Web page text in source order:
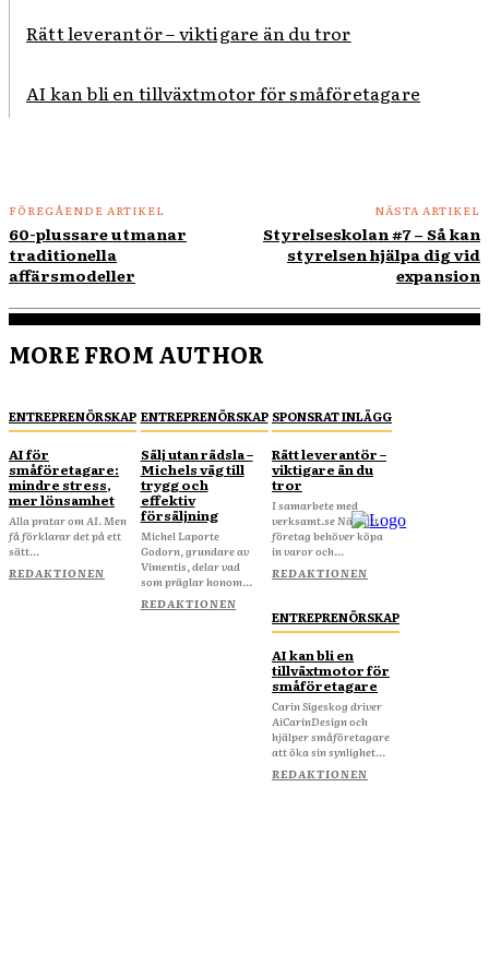
Rätt leverantör – viktigare än du tror
AI kan bli en tillväxtmotor för småföretagare
FÖREGÅENDE ARTIKEL
60-plussare utmanar
traditionella
affärsmodeller
NÄSTA ARTIKEL
Styrelseskolan #7 – Så kan
styrelsen hjälpa dig vid
expansion
MORE FROM AUTHOR
ENTREPRENÖRSKAP
AI för
småföretagare:
mindre stress,
mer lönsamhet
Alla pratar om AI. Men
få förklarar det på ett
sätt...
REDAKTIONEN
ENTREPRENÖRSKAP
Sälj utan rädsla –
Michels väg till
trygg och
effektiv
försäljning
Michel Laporte
Godorn, grundare av
Vimentis, delar vad
som präglar honom...
REDAKTIONEN
SPONSRAT INLÄGG
Rätt leverantör –
viktigare än du
tror
I samarbete med
verksamt.se När ditt
företag behöver köpa
in varor och...
REDAKTIONEN
ENTREPRENÖRSKAP
AI kan bli en
tillväxtmotor för
småföretagare
Carin Sigeskog driver
AiCarinDesign och
hjälper småföretagare
att öka sin synlighet...
REDAKTIONEN